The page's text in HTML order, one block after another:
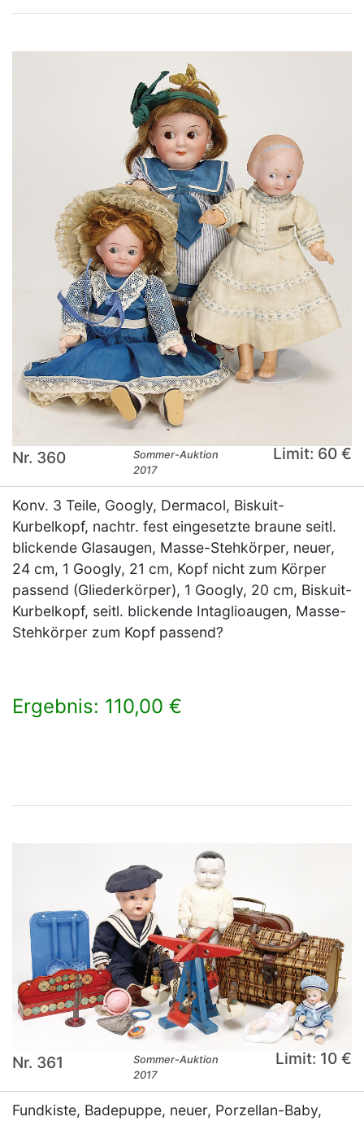
Nr. 360
Sommer-Auktion
2017
Limit: 60 €
Konv. 3 Teile, Googly, Dermacol, Biskuit-
Kurbelkopf, nachtr. fest eingesetzte braune seitl.
blickende Glasaugen, Masse-Stehkörper, neuer,
24 cm, 1 Googly, 21 cm, Kopf nicht zum Körper
passend (Gliederkörper), 1 Googly, 20 cm, Biskuit-
Kurbelkopf, seitl. blickende Intaglioaugen, Masse-
Stehkörper zum Kopf passend?
Ergebnis: 110,00 €
Nr. 361
Sommer-Auktion
2017
Limit: 10 €
Fundkiste, Badepuppe, neuer, Porzellan-Baby,